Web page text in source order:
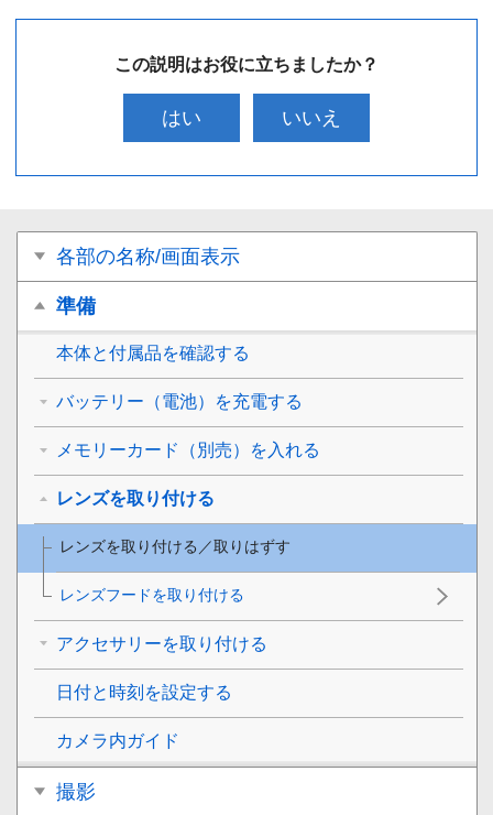
この説明はお役に立ちましたか？
はい いいえ
各部の名称/画面表示
準備
本体と付属品を確認する
バッテリー（電池）を充電する
メモリーカード（別売）を入れる
レンズを取り付ける
レンズを取り付ける／取りはずす
レンズフードを取り付ける
アクセサリーを取り付ける
日付と時刻を設定する
カメラ内ガイド
撮影